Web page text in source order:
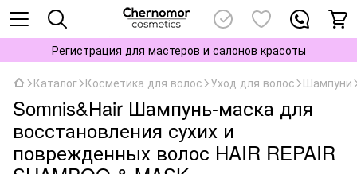
Регистрация для мастеров и салонов красоты
Каталог Косметика для волос Уход для волос Шампуни
Somnis&Hair Шампунь-маска для
восстановления сухих и
поврежденных волос HAIR REPAIR